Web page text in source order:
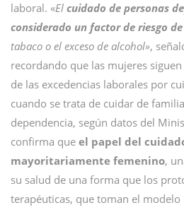
laboral. «El cuidado de personas
considerado un factor de riesgo
tabaco o el exceso de alcohol»,
recordando que las mujeres
de las excedencias laborales por
cuando se trata de cuidar de
dependencia, según datos del
confirma que el papel del
mayoritariamente femenino,
su salud de una forma que los
terapéuticas, que toman el